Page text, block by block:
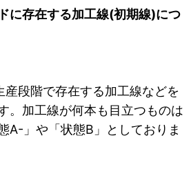
に存在する加工線(初期線)につ
段階で存在する加工線などを
。加工線が何本も目立つものは
A-」や「状態B」としておりま